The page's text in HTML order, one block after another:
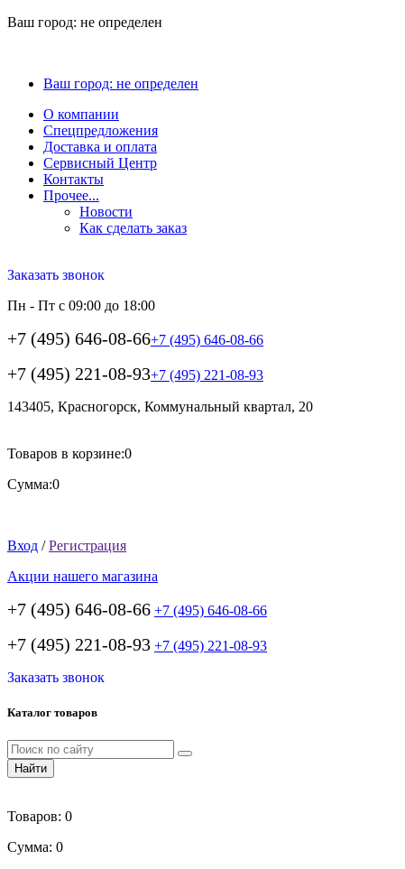
Ваш город: не определен
Ваш город: не определен
О компании
Спецпредложения
Доставка и оплата
Сервисный Центр
Контакты
Прочее...
Новости
Как сделать заказ
Заказать звонок
Пн - Пт с 09:00 до 18:00
+7 (495) 646-08-66+7 (495) 646-08-66
+7 (495) 221-08-93+7 (495) 221-08-93
143405, Красногорск, Коммунальный квартал, 20
Товаров в корзине:0
Сумма:0
Вход /Регистрация
Акции нашего магазина
+7 (495) 646-08-66 +7 (495) 646-08-66
+7 (495) 221-08-93 +7 (495) 221-08-93
Заказать звонок
Каталог товаров
Найти
Товаров: 0
Сумма: 0